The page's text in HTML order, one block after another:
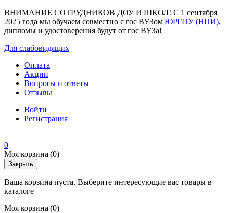
ВНИМАНИЕ СОТРУДНИКОВ ДОУ И ШКОЛ! С 1 сентября
2025 года мы обучаем совместно с гос ВУЗом ЮРГПУ (НПИ),
дипломы и удостоверения будут от гос ВУЗа!
Для слабовидящих
Оплата
Акции
Вопросы и ответы
Отзывы
Войти
Регистрация
0
Моя корзина (0)
Закрыть
Ваша корзина пуста. Выберите интересующие вас товары в
каталоге
Моя корзина (0)